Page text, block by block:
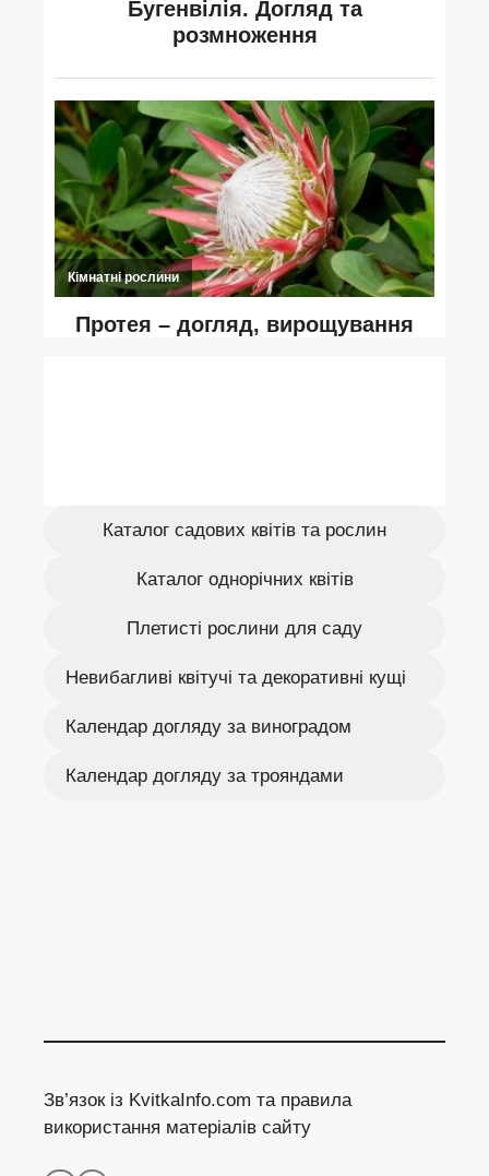
Каталог садових квітів та рослин
Каталог однорічних квітів
Плетисті рослини для саду
Невибагливі квітучі та декоративні кущі
Календар догляду за виноградом
Календар догляду за трояндами
Зв’язок із KvitkaInfo.com та правила
використання матеріалів сайту